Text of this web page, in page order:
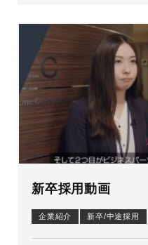
新卒採用動画
企業紹介 新卒/中途採用